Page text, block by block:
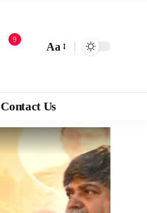
9
Aa
Contact Us